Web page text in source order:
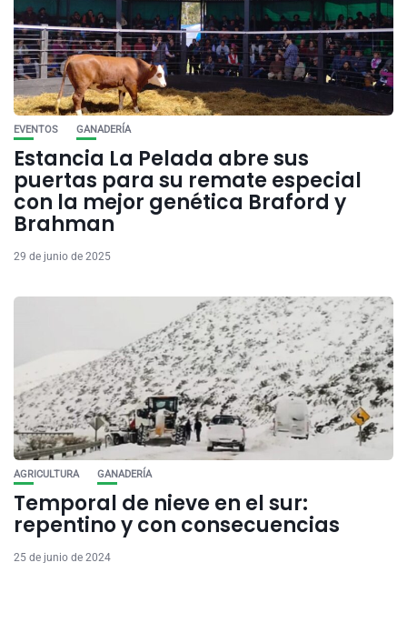
EVENTOS GANADERÍA
Estancia La Pelada abre sus
puertas para su remate especial
con la mejor genética Braford y
Brahman
29 de junio de 2025
AGRICULTURA GANADERÍA
Temporal de nieve en el sur:
repentino y con consecuencias
25 de junio de 2024